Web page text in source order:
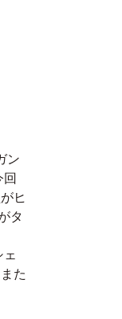
ン
ヒ
タ
た